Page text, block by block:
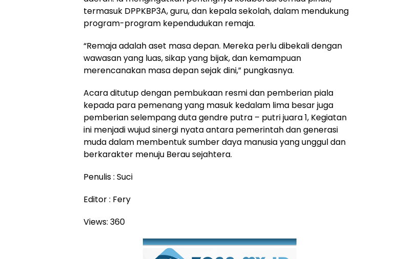
termasuk DPPKBP3A, guru, dan kepala sekolah, dalam mendukung
program-program kependudukan remaja.
“Remaja adalah aset masa depan. Mereka perlu dibekali dengan
wawasan yang luas, sikap yang bijak, dan kemampuan
merencanakan masa depan sejak dini,” pungkasnya.
Acara ditutup dengan pembukaan resmi dan pemberian piala
kepada para pemenang yang masuk kedalam lima besar juga
pemberian selempang duta gendre putra – putri juara 1, Kegiatan
ini menjadi wujud sinergi nyata antara pemerintah dan generasi
muda dalam membentuk sumber daya manusia yang unggul dan
berkarakter menuju Berau sejahtera.
Penulis : Suci
Editor : Fery
Views: 360